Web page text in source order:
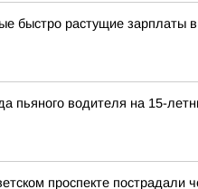
быстро растущие зарплаты в
пьяного водителя на 15-
проспекте пострадали